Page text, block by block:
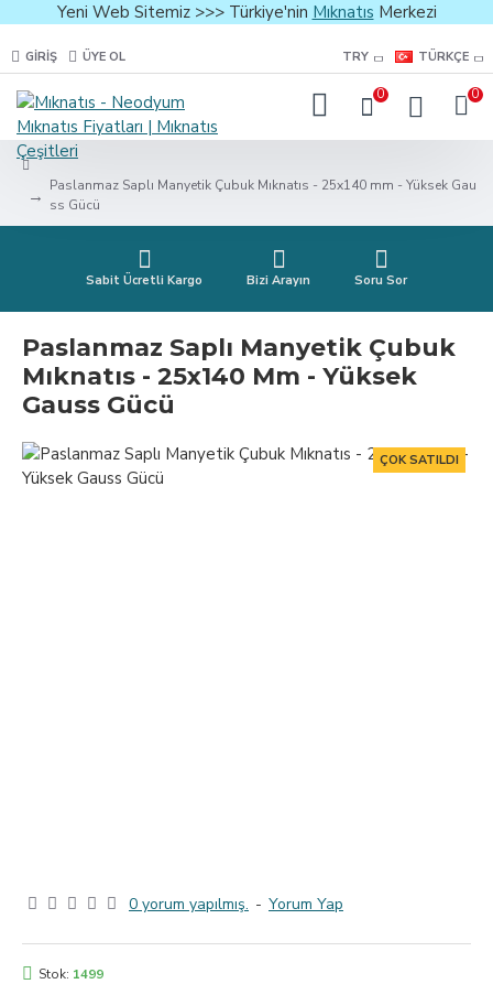
Yeni Web Sitemiz >>> Türkiye'nin Mıknatıs Merkezi
GIRIŞ ÜYE OL TRY TÜRKÇE
0 0
Paslanmaz Saplı Manyetik Çubuk Mıknatıs - 25x140 mm - Yüksek Gau
ss Gücü
Sabit Ücretli Kargo Bizi Arayın Soru Sor
Paslanmaz Saplı Manyetik Çubuk
Mıknatıs - 25x140 Mm - Yüksek
Gauss Gücü
ÇOK SATILDI
0 yorum yapılmış. - Yorum Yap
Stok: 1499